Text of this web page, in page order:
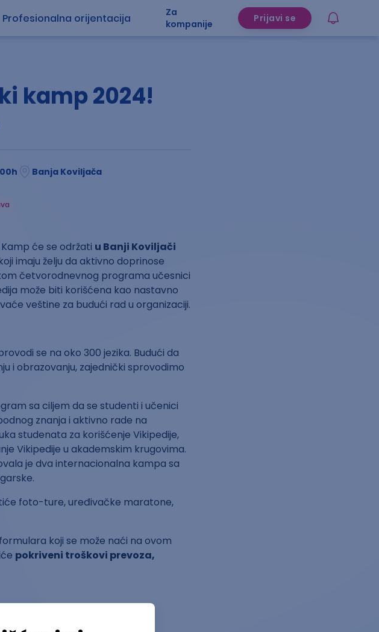
Profesionalna orijentacija
Za
kompanije
Prijavi se
kamp 2024!
h Banja Koviljača
će se održati u Banji Koviljači
imaju želju da aktivno doprinose
četvorodnevnog programa učesnici
može biti korišćena kao nastavno
veštine za budući rad u organizaciji.
se na oko 300 jezika. Budući da
i obrazovanju, zajednički sprovodimo
sa ciljem da se studenti i učenici
znanja i aktivno rade na
studenata za korišćenje Vikipedije,
Vikipedije u akademskim krugovima.
je dva internacionalna kampa sa
foto-ture, uređivačke maratone,
koji se može naći na ovom
pokriveni troškovi prevoza,